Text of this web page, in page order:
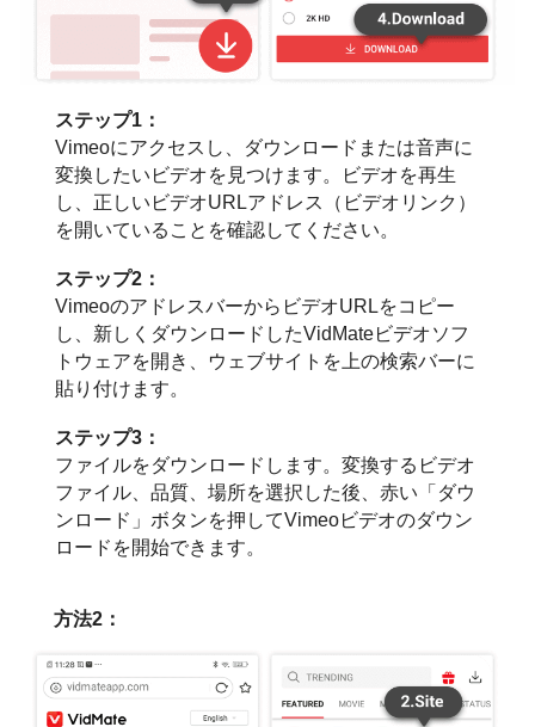
ステップ1：
Vimeoにアクセスし、ダウンロードまたは音声に
変換したいビデオを見つけます。ビデオを再生
し、正しいビデオURLアドレス（ビデオリンク）
を開いていることを確認してください。
ステップ2：
VimeoのアドレスバーからビデオURLをコピー
し、新しくダウンロードしたVidMateビデオソフ
トウェアを開き、ウェブサイトを上の検索バーに
貼り付けます。
ステップ3：
ファイルをダウンロードします。変換するビデオ
ファイル、品質、場所を選択した後、赤い「ダウ
ンロード」ボタンを押してVimeoビデオのダウン
ロードを開始できます。
方法2：